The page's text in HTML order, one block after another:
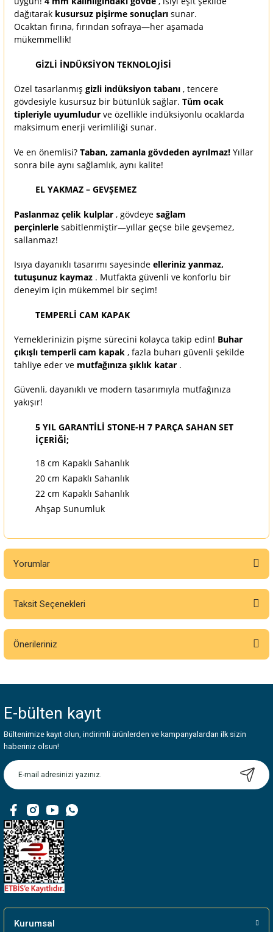
dağıtarak kusursuz pişirme sonuçları sunar.
Ocaktan fırına, fırından sofraya—her aşamada
mükemmellik!
GİZLİ İNDÜKSİYON TEKNOLOJİSİ
Özel tasarlanmış gizli indüksiyon tabanı , tencere
gövdesiyle kusursuz bir bütünlük sağlar. Tüm ocak
tipleriyle uyumludur ve özellikle indüksiyonlu ocaklarda
maksimum enerji verimliliği sunar.
Ve en önemlisi? Taban, zamanla gövdeden ayrılmaz! Yıllar
sonra bile aynı sağlamlık, aynı kalite!
EL YAKMAZ – GEVŞEMEZ
Paslanmaz çelik kulplar , gövdeye sağlam
perçinlerle sabitlenmiştir—yıllar geçse bile gevşemez,
sallanmaz!
Isıya dayanıklı tasarımı sayesinde elleriniz yanmaz,
tutuşunuz kaymaz . Mutfakta güvenli ve konforlu bir
deneyim için mükemmel bir seçim!
TEMPERLİ CAM KAPAK
Yemeklerinizin pişme sürecini kolayca takip edin! Buhar
çıkışlı temperli cam kapak , fazla buharı güvenli şekilde
tahliye eder ve mutfağınıza şıklık katar .
Güvenli, dayanıklı ve modern tasarımıyla mutfağınıza
yakışır!
5 YIL GARANTİLİ STONE-H 7 PARÇA SAHAN SET
İÇERİĞİ;
18 cm Kapaklı Sahanlık
20 cm Kapaklı Sahanlık
22 cm Kapaklı Sahanlık
Ahşap Sunumluk
Yorumlar
Taksit Seçenekleri
Önerileriniz
Görüş ve önerileriniz için teşekkür ederiz.
Ürün resmi kalitesiz, bozuk veya görüntülenemiyor.
Ürün açıklamasında eksik bilgiler bulunuyor.
Ürün bilgilerinde hatalar bulunuyor.
Bu ürüne benzer farklı alternatifler olmalı.
E-bülten kayıt
Bültenimize kayıt olun, indirimli ürünlerden ve kampanyalardan ilk sizin
haberiniz olsun!
Kurumsal